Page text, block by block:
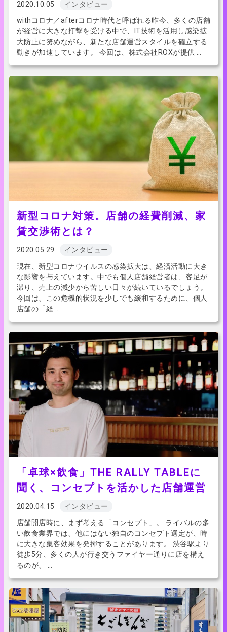
2020.10.05
インタビュー
withコロナ／afterコロナ時代と呼ばれる昨今、多くの店舗
が経営に大きな打撃を受ける中で、IT技術を活用し感染拡
大防止に努めながら、新たな店舗運営スタイルを確立する
動きが加速しています。 今回は、株式会社ROXが提供 …
新型コロナ対策。店舗の経費削減、家
賃交渉術とは？
2020.05.29
インタビュー
現在、新型コロナウイルスの感染拡大は、経済活動に大き
な影響を与えています。中でも個人店舗経営者は、客足が
滞り、売上の減少から苦しい日々が続いているでしょう。
今回は、この危機的状況を少しでも緩和するために、個人
店舗の「経 …
「卓球×飲食」THE RALLY TABLEに
聞く、コンセプトを活かした店舗運営
2020.04.15
インタビュー
店舗開店時に、まず考える「コンセプト」。 ライバルの多
い飲食業界では、他にはない独自のコンセプト選定が、時
に大きな集客効果を発揮することがあります。 渋谷駅より
徒歩5分、多くの人が行き交うファイヤー通りに店を構え
るのが、 …